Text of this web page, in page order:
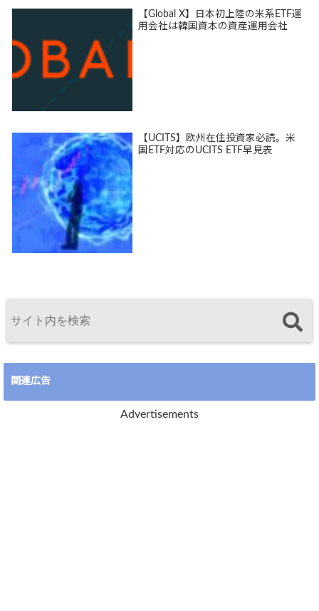
【Global X】日本初上陸の米系ETF運
用会社は韓国資本の資産運用会社
【UCITS】欧州在住投資家必読。米
国ETF対応のUCITS ETF早見表
関連広告
Advertisements